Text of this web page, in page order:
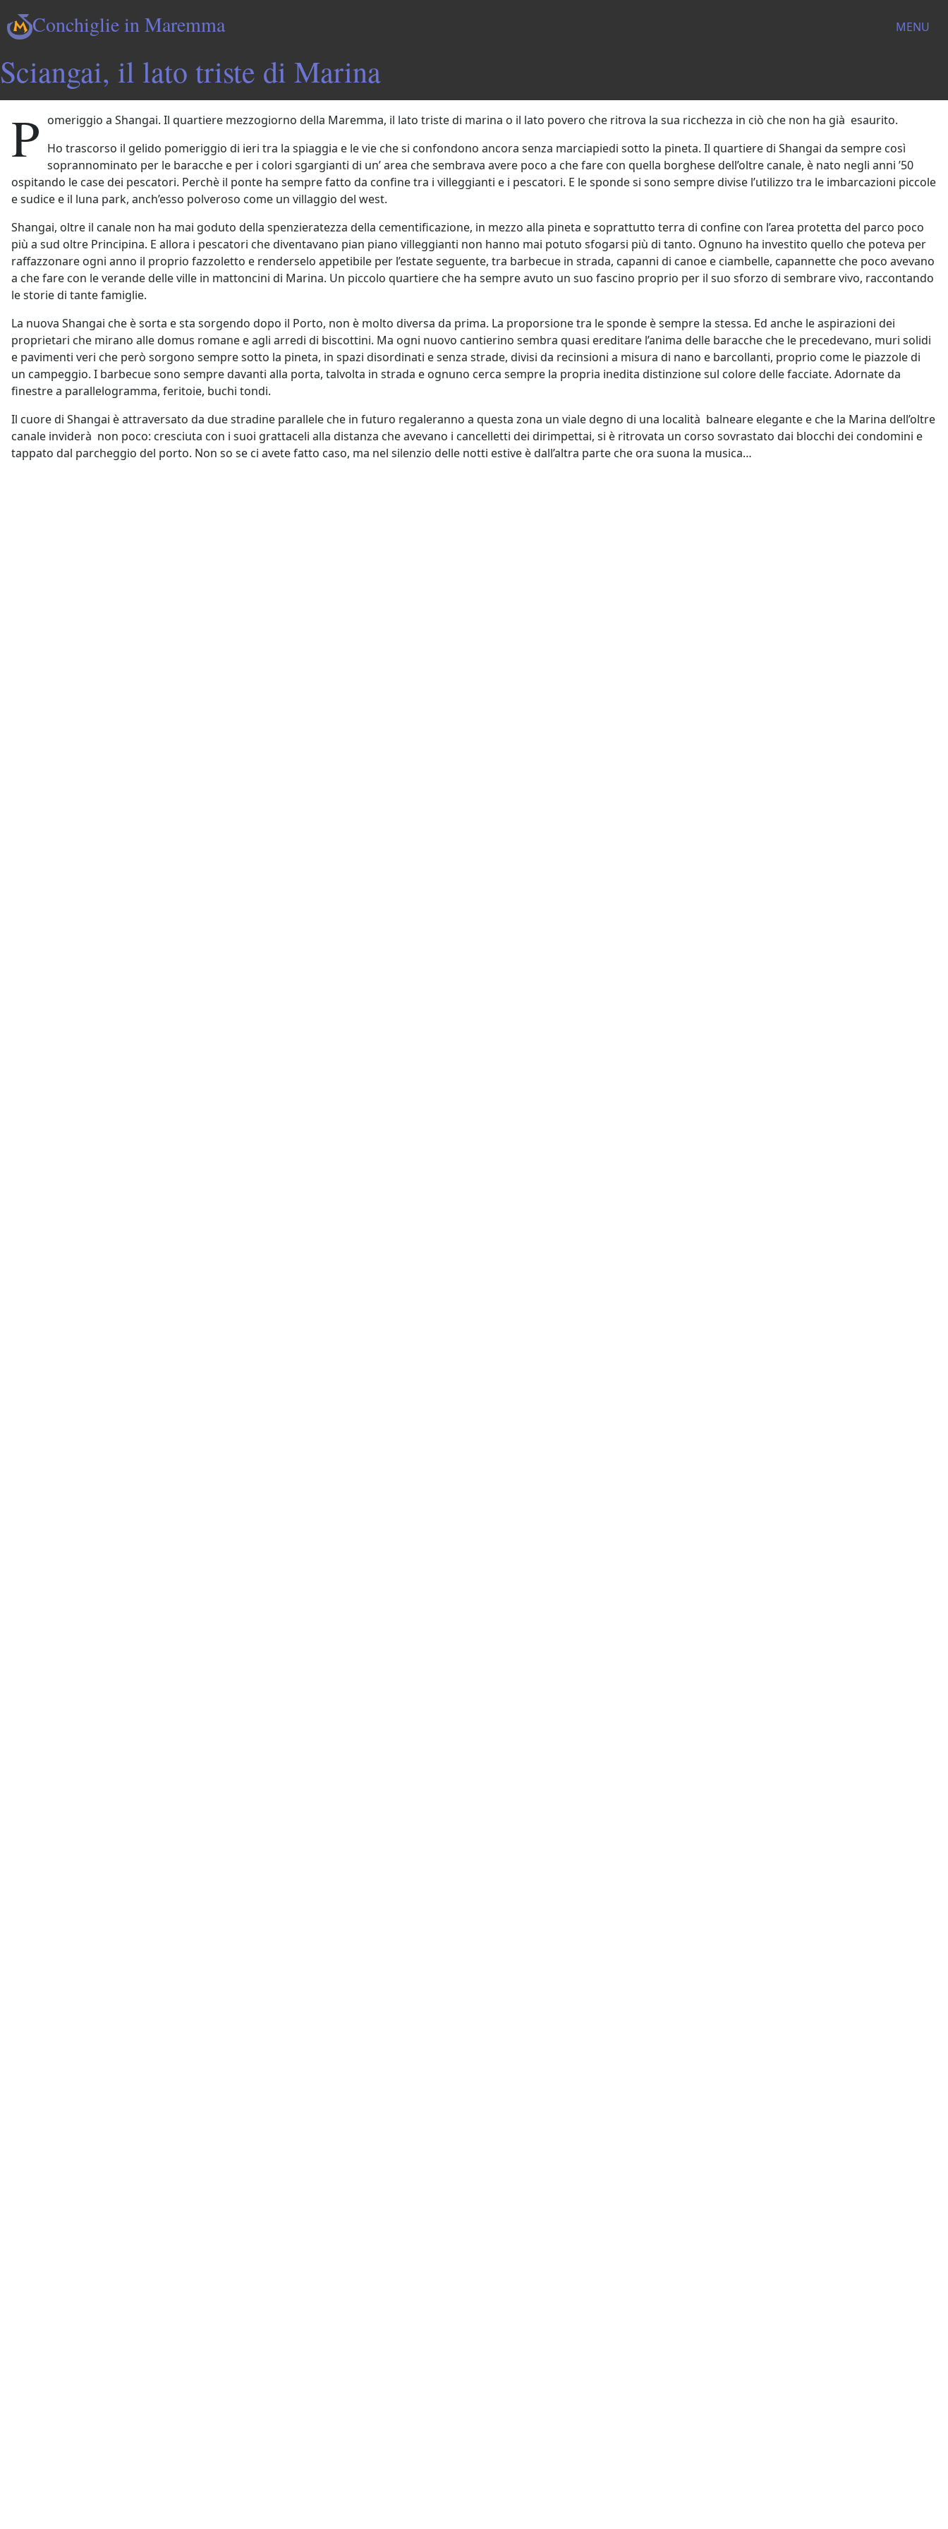
Conchiglie in Maremma MENU
Sciangai, il lato triste di Marina
P omeriggio a Shangai. Il quartiere mezzogiorno della Maremma, il lato triste di marina o il lato povero che ritrova la sua ricchezza in ciò che non ha già esaurito.
Ho trascorso il gelido pomeriggio di ieri tra la spiaggia e le vie che si confondono ancora senza marciapiedi sotto la pineta. Il quartiere di Shangai da sempre così
soprannominato per le baracche e per i colori sgargianti di un’ area che sembrava avere poco a che fare con quella borghese dell’oltre canale, è nato negli anni ’50
ospitando le case dei pescatori. Perchè il ponte ha sempre fatto da confine tra i villeggianti e i pescatori. E le sponde si sono sempre divise l’utilizzo tra le imbarcazioni piccole
e sudice e il luna park, anch’esso polveroso come un villaggio del west.
Shangai, oltre il canale non ha mai goduto della spenzieratezza della cementificazione, in mezzo alla pineta e soprattutto terra di confine con l’area protetta del parco poco
più a sud oltre Principina. E allora i pescatori che diventavano pian piano villeggianti non hanno mai potuto sfogarsi più di tanto. Ognuno ha investito quello che poteva per
raffazzonare ogni anno il proprio fazzoletto e renderselo appetibile per l’estate seguente, tra barbecue in strada, capanni di canoe e ciambelle, capannette che poco avevano
a che fare con le verande delle ville in mattoncini di Marina. Un piccolo quartiere che ha sempre avuto un suo fascino proprio per il suo sforzo di sembrare vivo, raccontando
le storie di tante famiglie.
La nuova Shangai che è sorta e sta sorgendo dopo il Porto, non è molto diversa da prima. La proporsione tra le sponde è sempre la stessa. Ed anche le aspirazioni dei
proprietari che mirano alle domus romane e agli arredi di biscottini. Ma ogni nuovo cantierino sembra quasi ereditare l’anima delle baracche che le precedevano, muri solidi
e pavimenti veri che però sorgono sempre sotto la pineta, in spazi disordinati e senza strade, divisi da recinsioni a misura di nano e barcollanti, proprio come le piazzole di
un campeggio. I barbecue sono sempre davanti alla porta, talvolta in strada e ognuno cerca sempre la propria inedita distinzione sul colore delle facciate. Adornate da
finestre a parallelogramma, feritoie, buchi tondi.
Il cuore di Shangai è attraversato da due stradine parallele che in futuro regaleranno a questa zona un viale degno di una località balneare elegante e che la Marina dell’oltre
canale inviderà non poco: cresciuta con i suoi grattaceli alla distanza che avevano i cancelletti dei dirimpettai, si è ritrovata un corso sovrastato dai blocchi dei condomini e
tappato dal parcheggio del porto. Non so se ci avete fatto caso, ma nel silenzio delle notti estive è dall’altra parte che ora suona la musica…